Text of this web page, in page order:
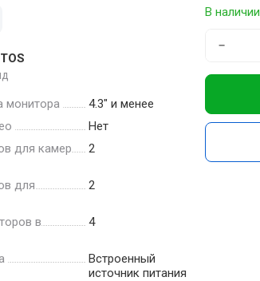
монитора
4.3" и менее
Нет
для камер
2
для
2
в
4
Встроенный
источник питания
В наличии
−